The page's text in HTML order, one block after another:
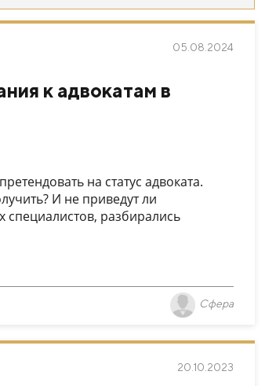
05.08.2024
к адвокатам в
на статус адвоката.
И не приведут ли
разбирались
Сфера
20.10.2023